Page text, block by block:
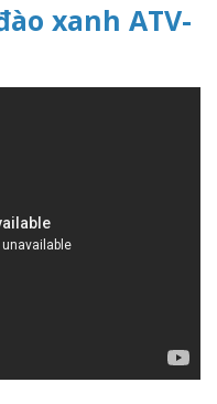
xanh ATV-